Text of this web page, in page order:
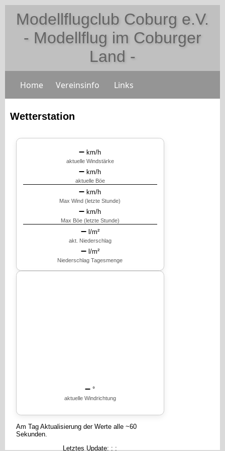
Modellflugclub Coburg e.V.
- Modellflug im Coburger
Land -
Home Vereinsinfo Links
Wetterstation
– km/h
aktuelle Windstärke
– km/h
aktuelle Böe
– km/h
Max Wind (letzte Stunde)
– km/h
Max Böe (letzte Stunde)
–l/m²
akt. Niederschlag
–l/m²
Niederschlag Tagesmenge
– °
aktuelle Windrichtung
Am Tag Aktualisierung der Werte alle ~60
Sekunden.
Letztes Update: : :